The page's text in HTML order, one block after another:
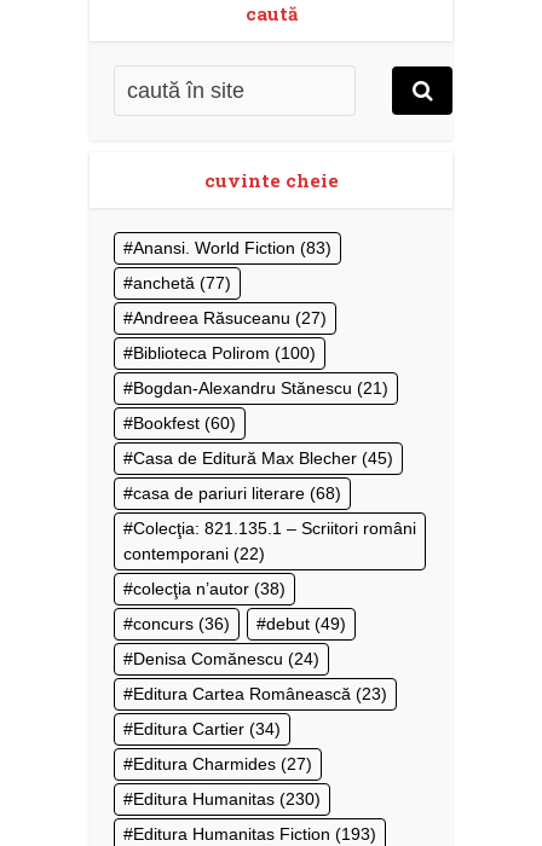
caută
cuvinte cheie
Anansi. World Fiction (83)
anchetă (77)
Andreea Răsuceanu (27)
Biblioteca Polirom (100)
Bogdan-Alexandru Stănescu (21)
Bookfest (60)
Casa de Editură Max Blecher (45)
casa de pariuri literare (68)
Colecţia: 821.135.1 – Scriitori români
contemporani (22)
colecţia n’autor (38)
concurs (36) debut (49)
Denisa Comănescu (24)
Editura Cartea Românească (23)
Editura Cartier (34)
Editura Charmides (27)
Editura Humanitas (230)
Editura Humanitas Fiction (193)